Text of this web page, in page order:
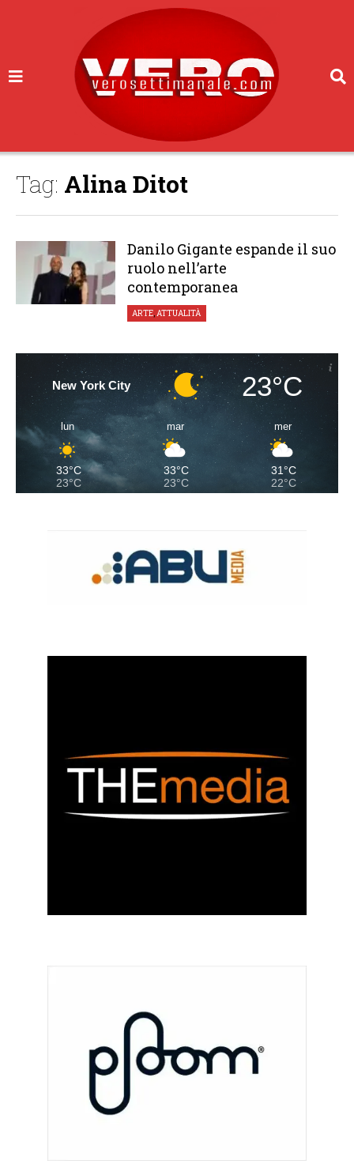
Tag: Alina Ditot
Danilo Gigante espande il suo
ruolo nell’arte
contemporanea
ARTE,ATTUALITÀ
New York City 23°C
lun
33°C
23°C
mar
33°C
23°C
mer
31°C
22°C